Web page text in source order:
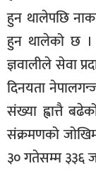
हुन थालेपछि
हुन थालेको छ ।
ज्ञवालीले सेवा
दिनयता
संख्या ह्वात्तै
संक्रमणको
३० गतेसम्म ३३६